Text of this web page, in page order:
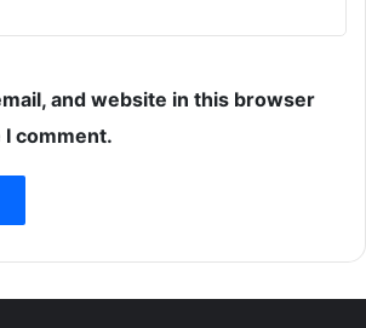
and website in this browser
comment.